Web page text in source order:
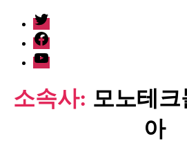
twitter
facebook
Youtube
소속사: 모노테크
아